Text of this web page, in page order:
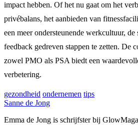
impact hebben. Of het nu gaat om het
privébalans, het aanbieden van
een meer ondersteunende werkcultuur,
feedback gedreven stappen te zetten. De
zowel PMO als PSA biedt een
verbetering.
gezondheid ondernemen tips
Sanne de Jong
Emma de Jong is schrijfster bij